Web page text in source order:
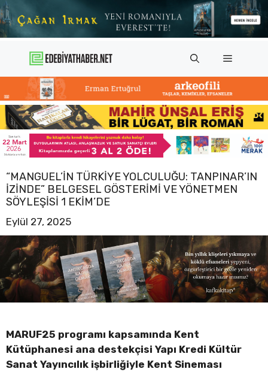
İçeriğe
atla
Menü
“MANGUEL’IN TÜRKIYE YOLCULUĞU: TANPINAR’IN
İZINDE” BELGESEL GÖSTERIMI VE YÖNETMEN
SÖYLEŞISI 1 EKIM’DE
Eylül 27, 2025
MARUF25 programı kapsamında Kent
Kütüphanesi ana destekçisi Yapı Kredi Kültür
Sanat Yayıncılık işbirliğiyle Kent Sineması